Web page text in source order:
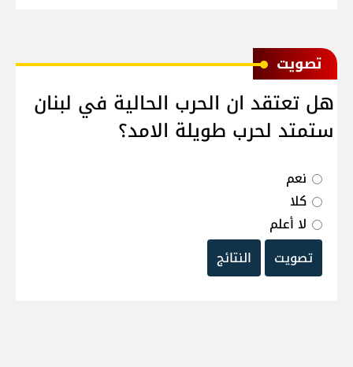
ﺗﺼﻮﻳﺖ
هل تعتقد ان الحرب الحالية في لبنان
ستمتد لحرب طويلة الامد؟
نعم
كلا
لا أعلم
تصويت
النتائج